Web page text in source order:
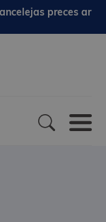
preces ar